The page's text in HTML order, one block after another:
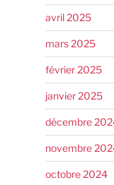
avril 2025
mars 2025
février 2025
janvier 2025
décembre
novembre
octobre 2024